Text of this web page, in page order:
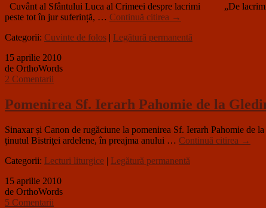
Cuvânt al Sfântului Luca al Crimeei despre lacrimi „De lacrimi
peste tot în jur suferință, … Continuă citirea →
Categorii: Cuvinte de folos | Legătură permanentă
15 aprilie 2010
de OrthoWords
2 Comentarii
Pomenirea Sf. Ierarh Pahomie de la
Sinaxar și Canon de rugăciune la pomenirea Sf. Ierarh Pahomie
ţinutul Bistriţei ardelene, în preajma anului … Continuă citirea →
Categorii: Lecturi liturgice | Legătură permanentă
15 aprilie 2010
de OrthoWords
5 Comentarii